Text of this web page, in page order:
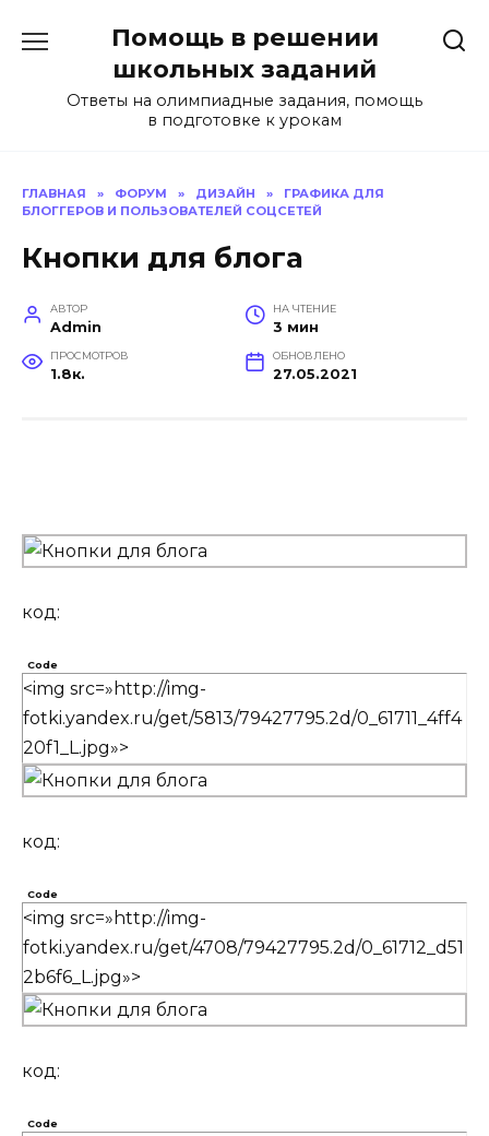
содержанию
Помощь в решении
школьных заданий
Ответы на олимпиадные задания, помощь
в подготовке к урокам
ГЛАВНАЯ » ФОРУМ » ДИЗАЙН »
ГРАФИКА ДЛЯ
БЛОГГЕРОВ И ПОЛЬЗОВАТЕЛЕЙ СОЦСЕТЕЙ
Кнопки для блога
АВТОР
Admin
НА ЧТЕНИЕ
3 мин
ПРОСМОТРОВ
1.8к.
ОБНОВЛЕНО
27.05.2021
код:
Code
<img src=»http://img-
fotki.yandex.ru/get/5813/79427795.2d/0_61711_4ff4
20f1_L.jpg»>
код:
Code
<img src=»http://img-
fotki.yandex.ru/get/4708/79427795.2d/0_61712_d51
2b6f6_L.jpg»>
код:
Code